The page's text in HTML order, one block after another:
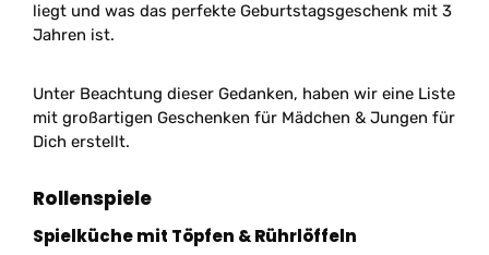
liegt und was das perfekte Geburtstagsgeschenk mit 3
Jahren ist.
Unter Beachtung dieser Gedanken, haben wir eine Liste
mit großartigen Geschenken für Mädchen & Jungen für
Dich erstellt.
Rollenspiele
Spielküche mit Töpfen & Rührlöffeln